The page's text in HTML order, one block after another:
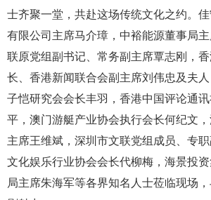
士齐聚一堂，共赴这场传统文化之约。
有限公司主席马介璋，中裕能源董事局
联原党组副书记、常务副主席覃志刚，
长、香港新闻联合会副主席刘伟忠及夫
子恺研究会会长丰羽，香港中国评论通
平，澳门游艇产业协会执行会长何纪文
主席王维斌，深圳市文联党组成员、专
文化娱乐行业协会会长代柳梅，海景投
局主席朱海军等各界知名人士莅临现场